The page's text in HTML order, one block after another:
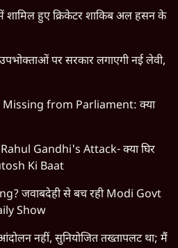
शामिल हुए क्रिकेटर शाकिब अल हसन के
पर सरकार लगाएगी नई लेवी,
from Parliament: क्या
Gandhi's Attack- क्या घिर
Ki Baat
जवाबदेही से बच रही Modi Govt
Show
नहीं, सुनियोजित तख्तापलट था; मैं